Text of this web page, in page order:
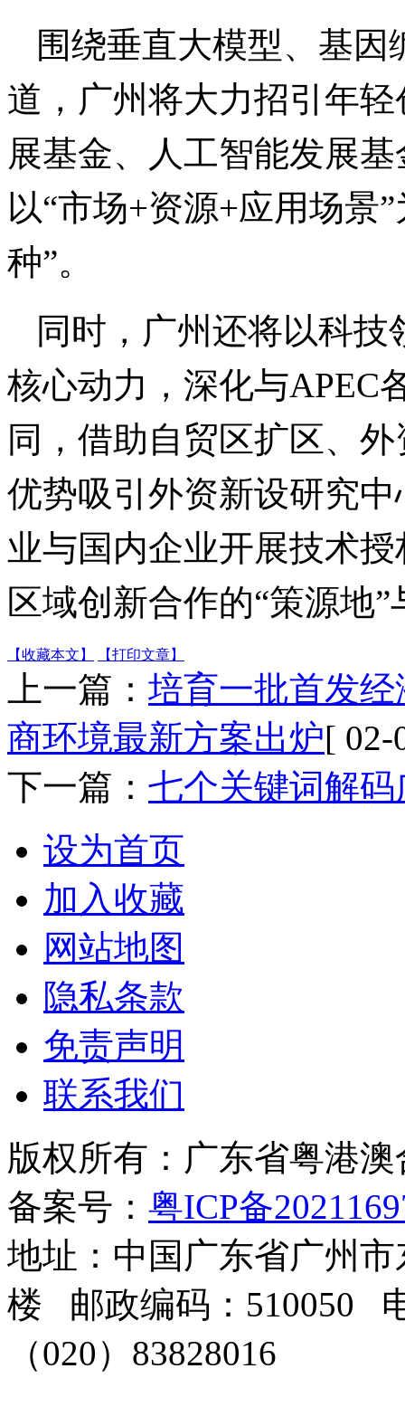
围绕垂直大模型、基
道，广州将大力招引年
展基金、人工智能发展
以“市场+资源+应用场景
种”。
同时，广州还将以科
核心动力，深化与APEC
同，借助自贸区扩区、
优势吸引外资新设研究
业与国内企业开展技术
区域创新合作的“策源地
【收藏本文】 【打印文章】
上一篇： 培育一批首发
商环境最新方案出炉[ 02-
下一篇： 七个关键词解码
设为首页
加入收藏
网站地图
隐私条款
免责声明
联系我们
版权所有：广东省粤港
备案号： 粤ICP备
地址：中国广东省广州
楼 邮政编码：510050
（020）83828016